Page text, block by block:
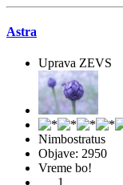
Astra
Uprava ZEVS
Nimbostratus
Objave: 2950
Vreme bo!